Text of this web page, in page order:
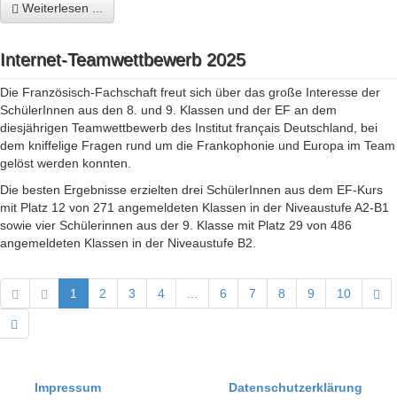
Weiterlesen ...
Internet-Teamwettbewerb 2025
Die Französisch-Fachschaft freut sich über das große Interesse der
SchülerInnen aus den 8. und 9. Klassen und der EF an dem
diesjährigen Teamwettbewerb des Institut français Deutschland, bei
dem kniffelige Fragen rund um die Frankophonie und Europa im Team
gelöst werden konnten.
Die besten Ergebnisse erzielten drei SchülerInnen aus dem EF-Kurs
mit Platz 12 von 271 angemeldeten Klassen in der Niveaustufe A2-B1
sowie vier Schülerinnen aus der 9. Klasse mit Platz 29 von 486
angemeldeten Klassen in der Niveaustufe B2.
1 2 3 4 6 7 8 9 10
Impressum Datenschutzerklärung